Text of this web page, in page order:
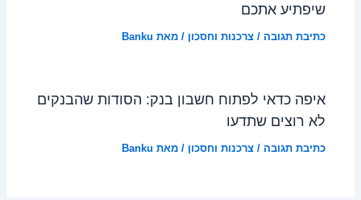
שיפתיע אתכם
כתיבת תגובה /צרכנות וחסכון / מאת Banku
איפה כדאי לפתוח חשבון בנק: הסודות שהבנקים
לא רוצים שתדעו
כתיבת תגובה /צרכנות וחסכון / מאת Banku